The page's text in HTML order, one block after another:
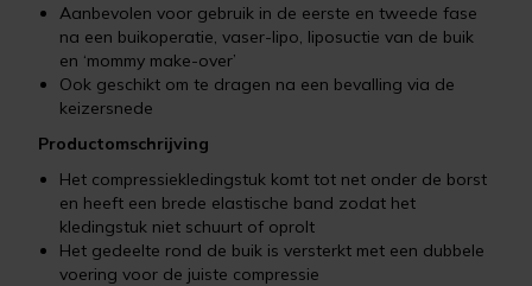
Aanbevolen voor gebruik in de eerste en tweede fase
na een buikoperatie, vaser-lipo, liposuctie van de buik
en ‘mommy make-over’
Ook geschikt om te dragen na een bevalling via de
keizersnede
Productomschrijving
Het compressiekledingstuk komt tot net onder de borst
en heeft een brede elastische band zodat het
kledingstuk niet schuurt of oprolt
Het gedeelte rond de buik is versterkt met een dubbele
voering voor de juiste compressie